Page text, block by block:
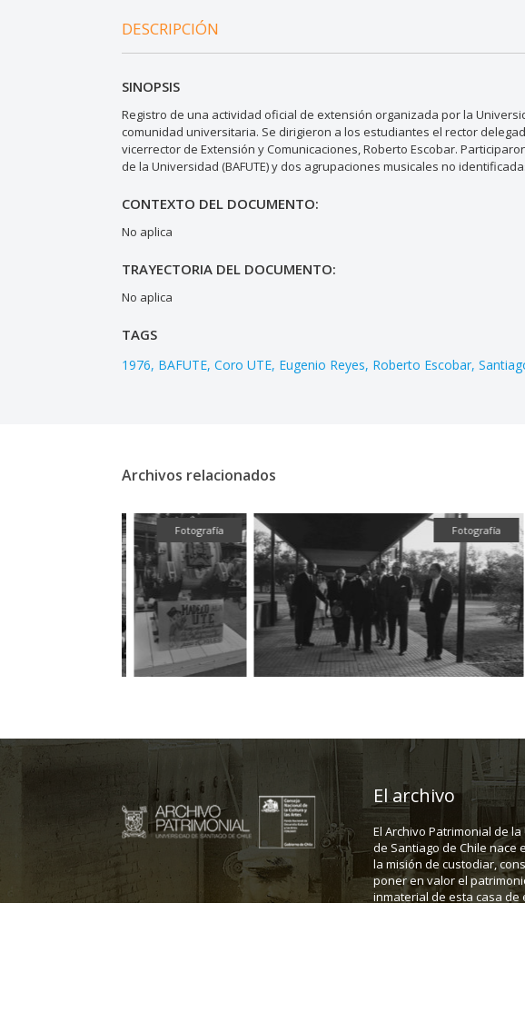
DESCRIPCIÓN
SINOPSIS
Registro de una actividad oficial de extensión organizada por la
comunidad universitaria. Se dirigieron a los estudiantes el rector
vicerrector de Extensión y Comunicaciones, Roberto Escobar.
de la Universidad (BAFUTE) y dos agrupaciones musicales no
CONTEXTO DEL DOCUMENTO:
No aplica
TRAYECTORIA DEL DOCUMENTO:
No aplica
TAGS
1976 BAFUTE Coro UTE Eugenio Reyes Roberto Escobar
Archivos relacionados
Fotografía Fotografía
El archivo
El Archivo Patrimonial de
de Santiago de Chile nace
la misión de custodiar,
poner en valor el
inmaterial de esta casa de